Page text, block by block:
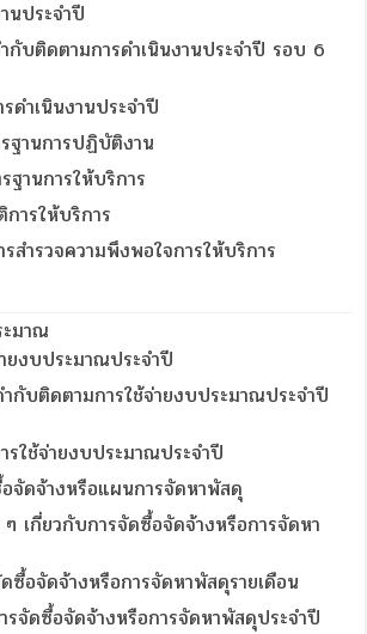
นประจำปี
กับติดตามการดำเนินงานประจำปี รอบ 6
ดำเนินงานประจำปี
ฐานการปฏิบัติงาน
านการให้บริการ
ารให้บริการ
สำรวจความพึงพอใจการให้บริการ
มาณ
ยงบประมาณประจำปี
ำกับติดตามการใช้จ่ายงบประมาณประจำปี
รใช้จ่ายงบประมาณประจำปี
จัดจ้างหรือแผนการจัดหาพัสดุ
เกี่ยวกับการจัดซื้อจัดจ้างหรือการจัดหา
ซื้อจัดจ้างหรือการจัดหาพัสดุรายเดือน
รจัดซื้อจัดจ้างหรือการจัดหาพัสดุประจำปี